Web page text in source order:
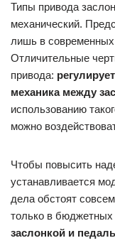
Типы привода
механический.
лишь в
Отличительные
привода:
механика между
использованию
можно
Чтобы повысить
устанавливается
дела обстоят
только в бюджетных
заслонкой и